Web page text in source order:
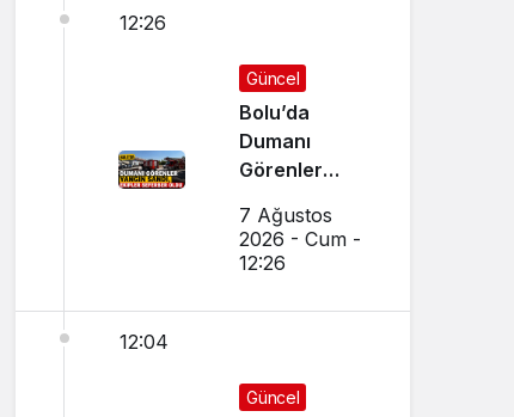
12:26
Güncel
Bolu’da
Dumanı
Görenler
Ekipler
Seferber Oldu
7 Ağustos
2026 - Cum -
12:26
12:04
Güncel